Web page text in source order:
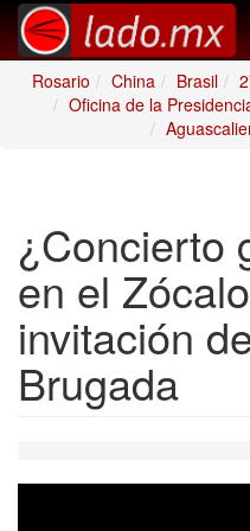
Rosario
China Brasil
Oficina de la
¿Concierto
en el
invitación
Brugada